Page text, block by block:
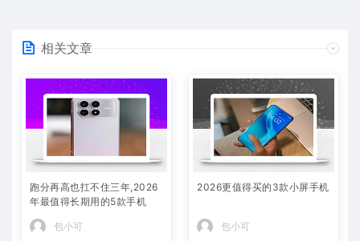
相关文章
跑分再高也扛不住三年,2026
年最值得长期用的5款手机
包小可
2026更值得买的3款小屏手机
包小可